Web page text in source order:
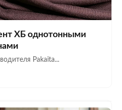
ХБ однотонными
Pakaita...